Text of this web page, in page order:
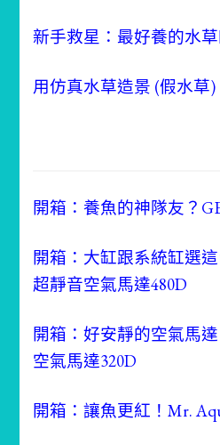
新手救星：最好養的水
用仿真水草造景 (假水草)
開箱：養魚的神隊友？
開箱：大缸跟系統缸選
超靜音空氣馬達480D
開箱：好安靜的空氣馬
空氣馬達320D
開箱：讓魚更紅！Mr.